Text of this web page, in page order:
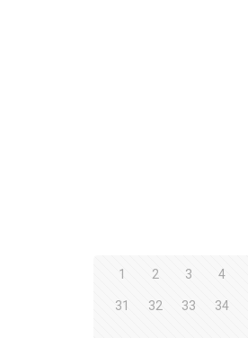
1 2 3 4
31 32 33 34